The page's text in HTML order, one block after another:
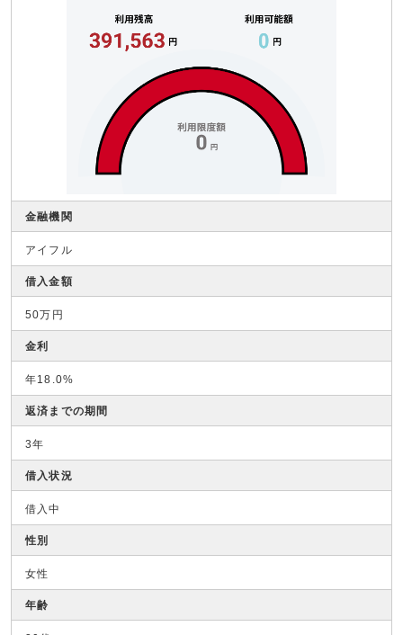
金融機関
アイフル
借入金額
50万円
金利
年18.0%
返済までの期間
3年
借入状況
借入中
性別
女性
年齢